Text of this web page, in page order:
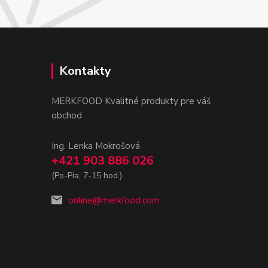
Kontakty
MERKFOOD Kvalitné produkty pre váš
obchod
Ing. Lenka Mokrošová
+421 903 886 026
(Po-Pia, 7-15 hod.)
online@merkfood.com